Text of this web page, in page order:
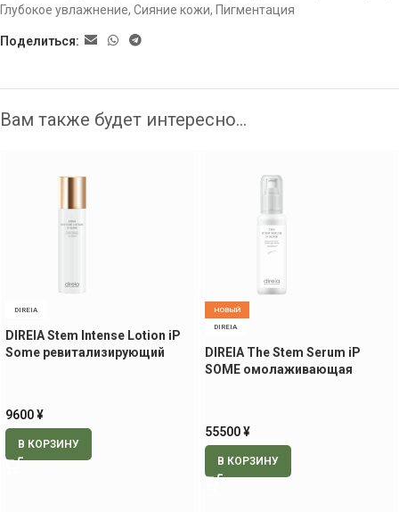
Глубокое увлажнение, Сияние кожи, Пигментация
Поделиться:
Вам также будет интересно…
DIREIA
DIREIA Stem Intense Lotion iP
Some ревитализирующий
9600¥
В КОРЗИНУ
НОВЫЙ
DIREIA
DIREIA The Stem Serum iP
SOME омолаживающая
55500¥
В КОРЗИНУ